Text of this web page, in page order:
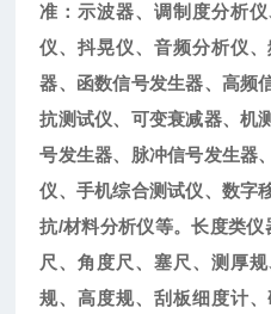
准：示波器、调制度分析
仪、抖晃仪、音频分析仪
器、函数信号发生器、高频
抗测试仪、可变衰减器、机
号发生器、脉冲信号发生器
仪、手机综合测试仪、数字
抗/材料分析仪等。长度类
尺、角度尺、塞尺、测厚
规、高度规、刮板细度计